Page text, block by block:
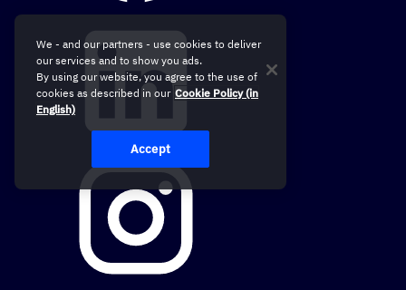
We - and our partners - use cookies to deliver
our services and to show you ads.
By using our website, you agree to the use of
cookies as described in our Cookie Policy (in
English)
Accept